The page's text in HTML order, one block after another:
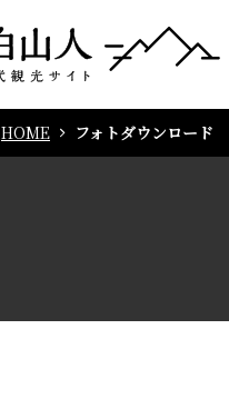
HOME フォトダウンロード